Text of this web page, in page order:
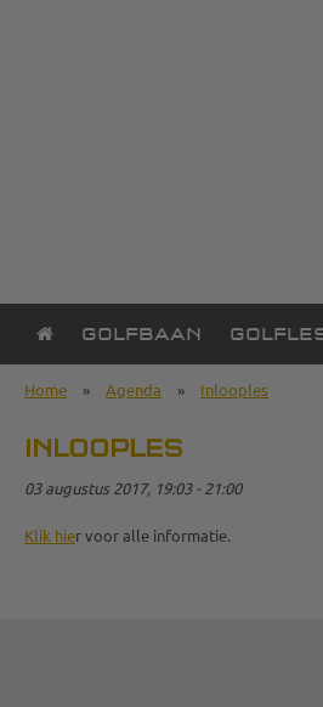
GOLFBAAN
Home » Agenda » Inlooples
INLOOPLES
03 augustus 2017, 19:03 - 21:00
Klik hier voor alle informatie.